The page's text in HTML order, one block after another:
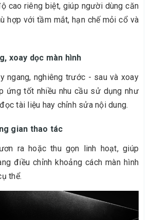
cao riêng biệt, giúp người dùng căn
hợp với tầm mắt, hạn chế mỏi cổ và
xoay dọc màn hình
ngang, nghiêng trước - sau và xoay
ứng tốt nhiều nhu cầu sử dụng như
tài liệu hay chỉnh sửa nội dung.
gian thao tác
ra hoặc thu gọn linh hoạt, giúp
điều chỉnh khoảng cách màn hình
thể.